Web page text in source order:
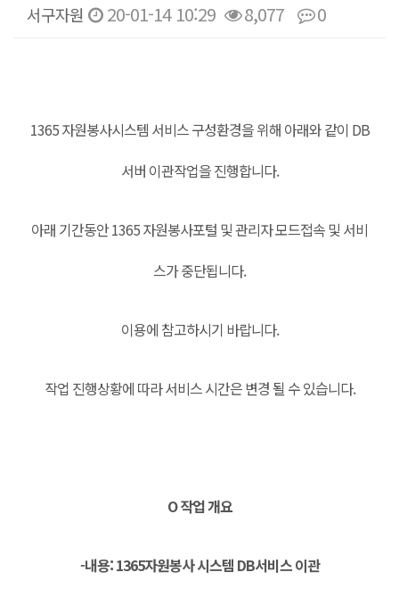
서구자원 20-01-14 10:29 8,077 0
1365 자원봉사시스템 서비스 구성환경을 위해 아래와 같이 DB
서버 이관작업을 진행합니다.
아래 기간동안 1365 자원봉사포털 및 관리자 모드접속 및 서비
스가 중단됩니다.
이용에 참고하시기 바랍니다.
작업 진행상황에 따라 서비스 시간은 변경 될 수 있습니다.
O 작업 개요
-내용: 1365자원봉사 시스템 DB서비스 이관